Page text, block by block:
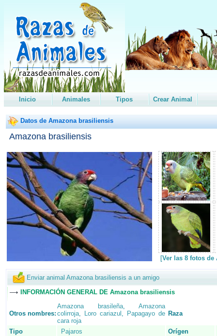
Inicio Animales Tipos Crear Animal
Datos de Amazona brasiliensis
Amazona brasiliensis
[Ver las 8 fotos
Enviar animal Amazona brasiliensis a un amigo
INFORMACIÓN GENERAL DE Amazona brasiliensis
Otros nombres:
Amazona brasileña, Amazona
colirroja, Loro cariazul ,
Papagayo de
cara roja
Raza
Tipo Pajaros
Orígen